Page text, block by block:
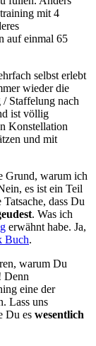
mit 4
auf einmal 65
selbst erlebt
wieder die
/ Staffelung nach
ist völlig
Konstellation
und mit
Grund, warum ich
es ist ein Teil
dass Du
. Was ich
erwähnt habe. Ja,
Buch.
warum Du
Denn
eine der
Lass uns
Du es wesentlich